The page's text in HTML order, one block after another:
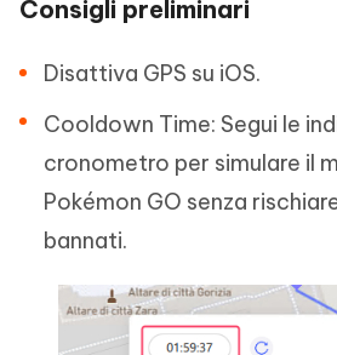
Consigli preliminari
Disattiva GPS su iOS.
Cooldown Time: Segui le
cronometro per simulare il
Pokémon GO senza
bannati.